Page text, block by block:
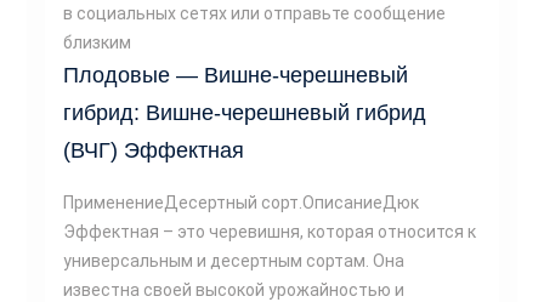
в социальных сетях или отправьте сообщение
близким
Плодовые — Вишне-черешневый
гибрид: Вишне-черешневый гибрид
(ВЧГ) Эффектная
ПрименениеДесертный сорт.ОписаниеДюк
Эффектная – это черевишня, которая относится к
универсальным и десертным сортам. Она
известна своей высокой урожайностью и